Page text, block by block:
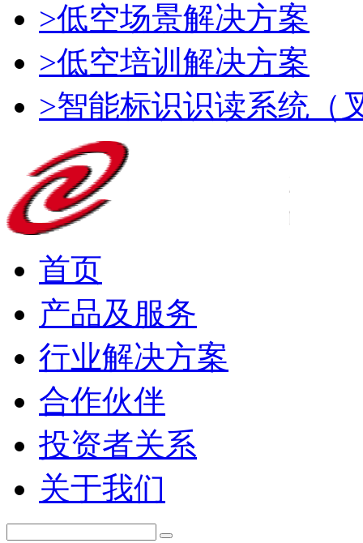
>低空场景解决方案
>低空培训解决方案
>智能标识识读系统（
首页
产品及服务
行业解决方案
合作伙伴
投资者关系
关于我们